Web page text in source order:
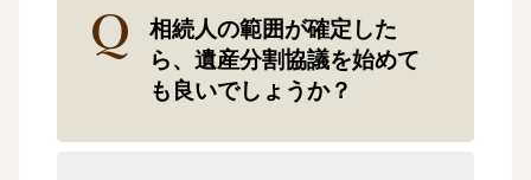
相続人の範囲が確定した
ら、遺産分割協議を始めて
も良いでしょうか？